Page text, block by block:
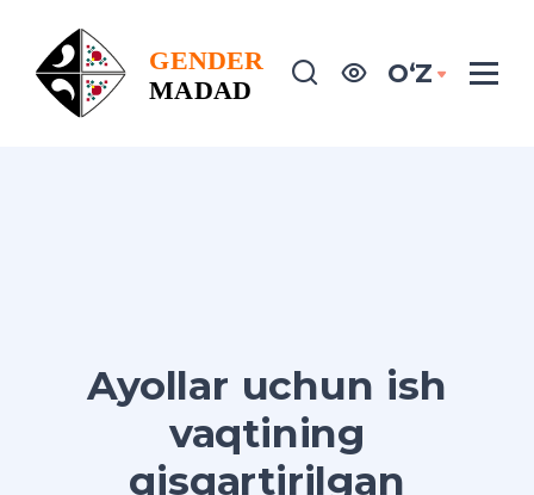
OʻZ
Ayollar uchun ish
vaqtining
qisqartirilgan